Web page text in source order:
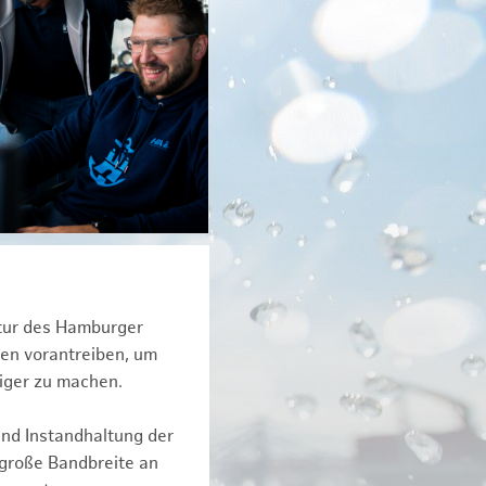
des Hamburger
vorantreiben, um
zu machen.
Instandhaltung der
Bandbreite an